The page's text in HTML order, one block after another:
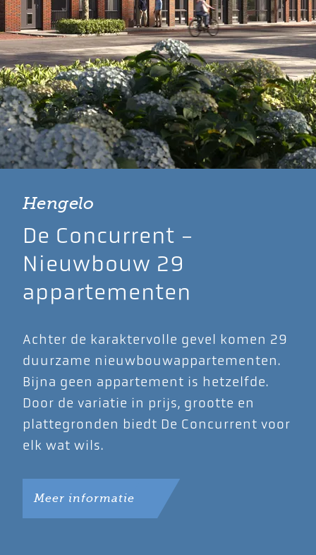
Hengelo
De Concurrent -
Nieuwbouw 29
appartementen
Achter de karaktervolle gevel komen 29
duurzame nieuwbouwappartementen.
Bijna geen appartement is hetzelfde.
Door de variatie in prijs, grootte en
plattegronden biedt De Concurrent voor
elk wat wils.
Meer informatie